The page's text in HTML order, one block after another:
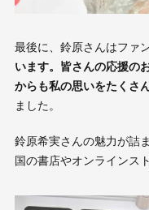
最後に、鈴原さんはファ
います。皆さんの応援の
からも私の思いをたくさ
ました。
鈴原希実さんの魅力が詰
国の書店やオンラインス